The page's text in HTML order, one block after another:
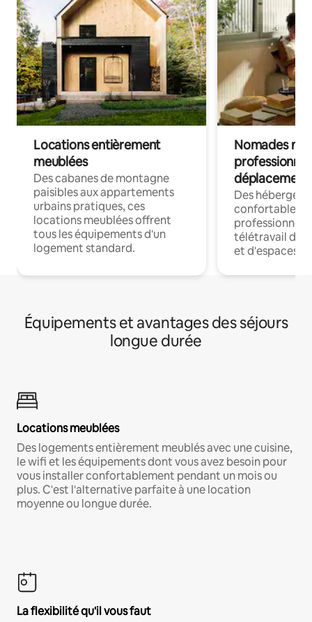
Locations entièrement
meublées
Des cabanes de montagne
paisibles aux appartements
urbains pratiques, ces
locations meublées offrent
tous les équipements d'un
logement standard.
Nomades
déplacement
Des
confortables
professionnels
télétravail
et d'espaces
Équipements et avantages des séjours
longue durée
Locations meublées
Des logements entièrement meublés avec une cuisine,
le wifi et les équipements dont vous avez besoin pour
vous installer confortablement pendant un mois ou
plus. C'est l'alternative parfaite à une location
moyenne ou longue durée.
La flexibilité qu'il vous faut